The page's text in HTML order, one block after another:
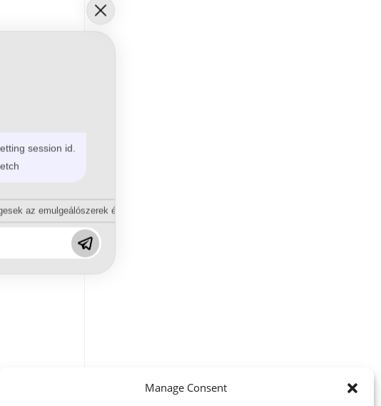
Manage Consent
session id.
az emulgeálószerek és diszpergálószerek terén?